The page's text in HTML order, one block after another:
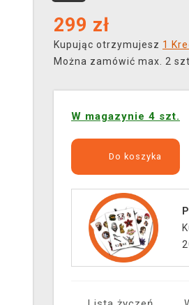
299 zł
Kupując otrzymujesz 1
Można zamówić max. 2
W magazynie 4 szt.
Do koszyka